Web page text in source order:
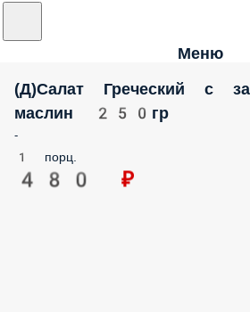
Меню
(Д)Салат Греческий с
маслин 250гр
-
1 порц.
480 ₽